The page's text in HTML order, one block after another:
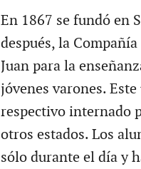
En 1867 se fundó en
después, la
Juan para la
jóvenes varones.
respectivo internado
otros estados. Los
sólo durante el día y